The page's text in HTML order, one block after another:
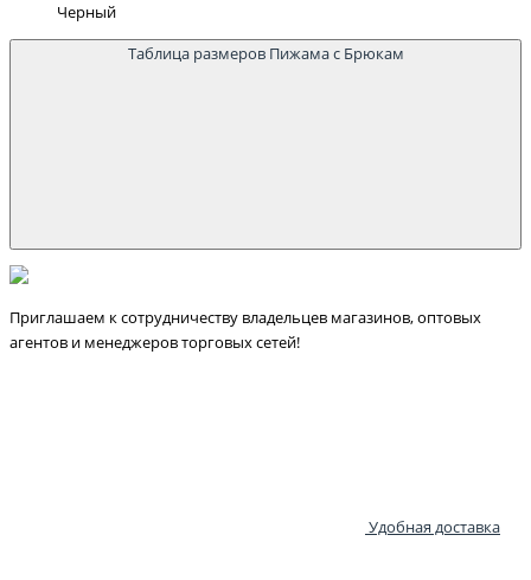
Черный
Таблица размеров Пижама с Брюкам
Приглашаем к сотрудничеству владельцев магазинов, оптовых
агентов и менеджеров торговых сетей!
Удобная доставка